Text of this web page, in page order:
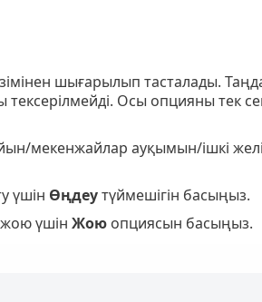
шығарылып тасталады.
Осы опцияны тек
мекенжайлар ауқымын/ішкі
үшін Өңдеутүймешігін басыңыз.
жою үшін Жоюопциясын басыңыз.